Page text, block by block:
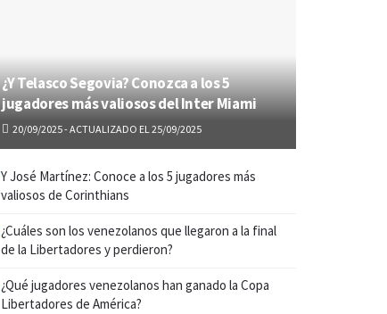
¿Y Telasco Segovia? Conozca a los 5
jugadores más valiosos del Inter Miami
20/09/2025 - ACTUALIZADO EL 25/09/2025
Y José Martínez: Conoce a los 5 jugadores más
valiosos de Corinthians
¿Cuáles son los venezolanos que llegaron a la final
de la Libertadores y perdieron?
¿Qué jugadores venezolanos han ganado la Copa
Libertadores de América?